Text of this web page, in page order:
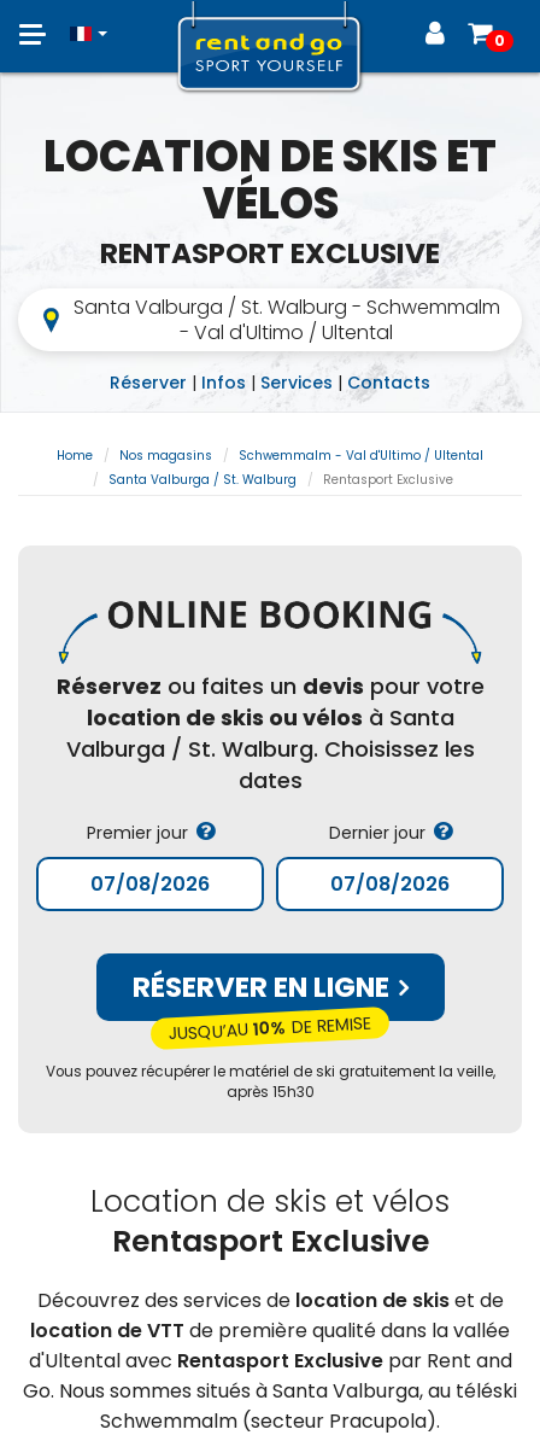
Toggle
0
LOCATION DE SKIS ET
VÉLOS
RENTASPORT EXCLUSIVE
Santa Valburga / St. Walburg - Schwemmalm
- Val d'Ultimo / Ultental
Réserver | Infos | Services | Contacts
Home Nos magasins
Schwemmalm - Val d'Ultimo / Ultental
Santa Valburga / St. Walburg
Rentasport Exclusive
Réservez ou faites un devis pour votre
location de skis ou vélos à Santa
Valburga / St. Walburg. Choisissez les
dates
Premier jour Dernier jour
RÉSERVER EN LIGNE
JUSQU’AU10% DE REMISE
Vous pouvez récupérer le matériel de ski gratuitement la veille,
après 15h30
Location de skis et vélos
Rentasport Exclusive
Découvrez des services de location de skiset de
location de VTT de première qualité dans la vallée
d'Ultental avec Rentasport Exclusivepar Rent and
Go. Nous sommes situés à Santa Valburga, au téléski
Schwemmalm (secteur Pracupola).